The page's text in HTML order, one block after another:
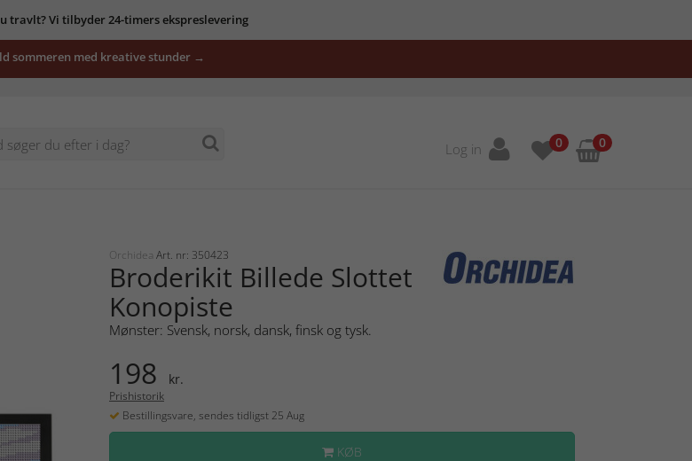
travlt? Vi tilbyder 24-timers ekspreslevering
sommeren med kreative stunder →
Log in 0 0
Orchidea Art. nr: 350423
Broderikit Billede Slottet
Konopiste
Mønster: Svensk, norsk, dansk, finsk og tysk.
198 kr.
Prishistorik
Bestillingsvare, sendes tidligst 25 Aug
KØB